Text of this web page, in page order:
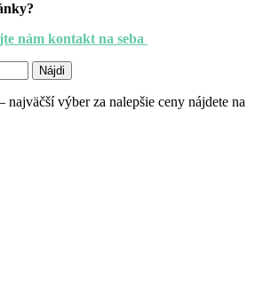
nám kontakt na seba
najväčší výber za nalepšie ceny nájdete na